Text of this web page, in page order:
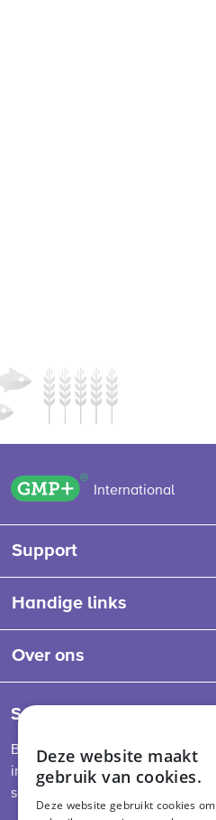
GMP+ logo
International
Support
Handige links
Over ons
Schrijf je in voor onze
Blijf op de hoogte van het
in de sector,
schema.
Deze website maakt
gebruik van cookies.
Deze website gebruikt cookies